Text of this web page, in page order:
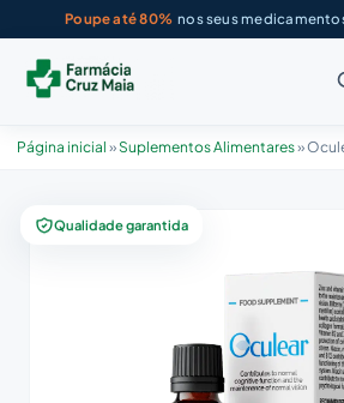
Poupe até 80% nos seus
Página inicial »Suplementos Alimentares»
Qualidade garantida